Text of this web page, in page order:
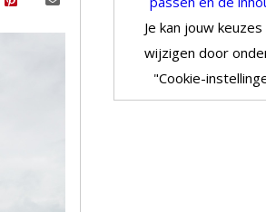
Je kan jouw
wijzigen door
"Cookie-